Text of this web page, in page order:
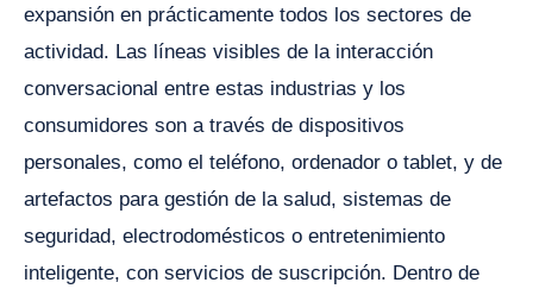
expansión en prácticamente todos los sectores de
actividad. Las líneas visibles de la interacción
conversacional entre estas industrias y los
consumidores son a través de dispositivos
personales, como el teléfono, ordenador o tablet, y de
artefactos para gestión de la salud, sistemas de
seguridad, electrodomésticos o entretenimiento
inteligente, con servicios de suscripción. Dentro de